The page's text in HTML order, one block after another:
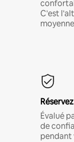
C'est
Évalué
de
pendant